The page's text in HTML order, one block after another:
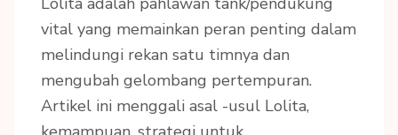
vital yang memainkan peran penting dalam
melindungi rekan satu timnya dan
mengubah gelombang pertempuran.
Artikel ini menggali asal -usul Lolita,